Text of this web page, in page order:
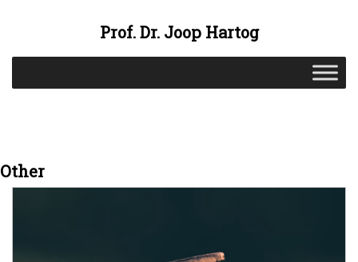
Prof. Dr. Joop Hartog
Other